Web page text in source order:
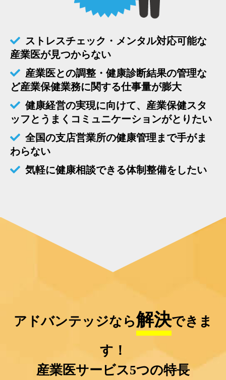
ストレスチェック・メンタル対応可能な
産業医が見つからない
産業医との調整・健康診断結果の管理な
ど産業保健業務に関する仕事量が膨大
健康経営の実現に向けて、産業保健スタ
ッフとうまくコミュニケーションがとりたい
全国の支店営業所の健康管理まで手がま
わらない
気軽に健康相談できる体制整備をしたい
アドバンテッジなら解決できま
す！
産業医サービス5つの特長